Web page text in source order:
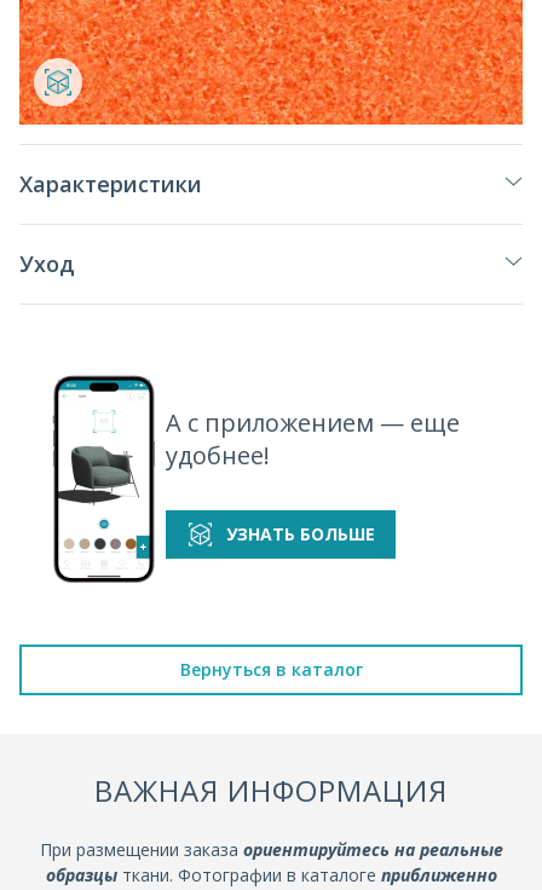
Характеристики
Уход
А с приложением — еще
удобнее!
УЗНАТЬ БОЛЬШЕ
Вернуться в каталог
ВАЖНАЯ ИНФОРМАЦИЯ
При размещении заказа ориентируйтесь на реальные
образцыткани. Фотографии в каталоге приближенно